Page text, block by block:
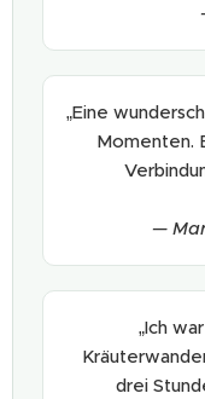
„Eine
Momenten.
—
„Ich
drei